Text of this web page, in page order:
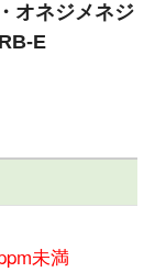
オネジメネジ
E
未満